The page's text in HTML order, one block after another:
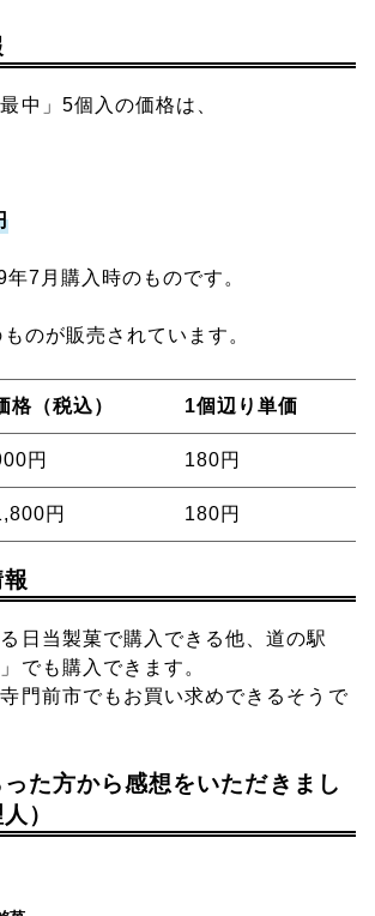
中」5個入の価格は、
7月購入時のものです。
のが販売されています。
格（税込） 1個辺り単価
円 180円
円 180円
日当製菓で購入できる他、道の駅
でも購入できます。
門前市でもお買い求めできるそうで
た方から感想をいただきまし
）